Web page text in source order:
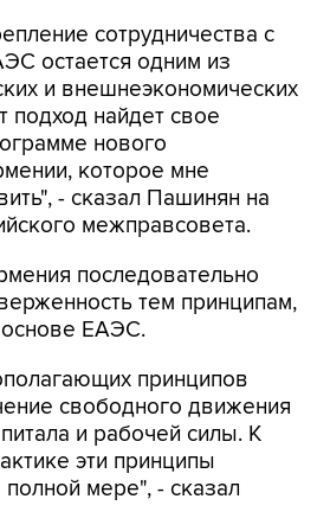
сотрудничества с
остается одним из
и внешнеэкономических
подход найдет свое
нового
которое мне
- сказал Пашинян на
межправсовета.
последовательно
тем принципам,
ЕАЭС.
принципов
свободного движения
и рабочей силы. К
эти принципы
мере", - сказал